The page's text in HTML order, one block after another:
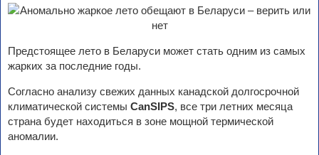
Предстоящее лето в Беларуси может стать одним из самых
жарких за последние годы.
Согласно анализу свежих данных канадской долгосрочной
климатической системы CanSIPS, все три летних месяца
страна будет находиться в зоне мощной термической
аномалии.